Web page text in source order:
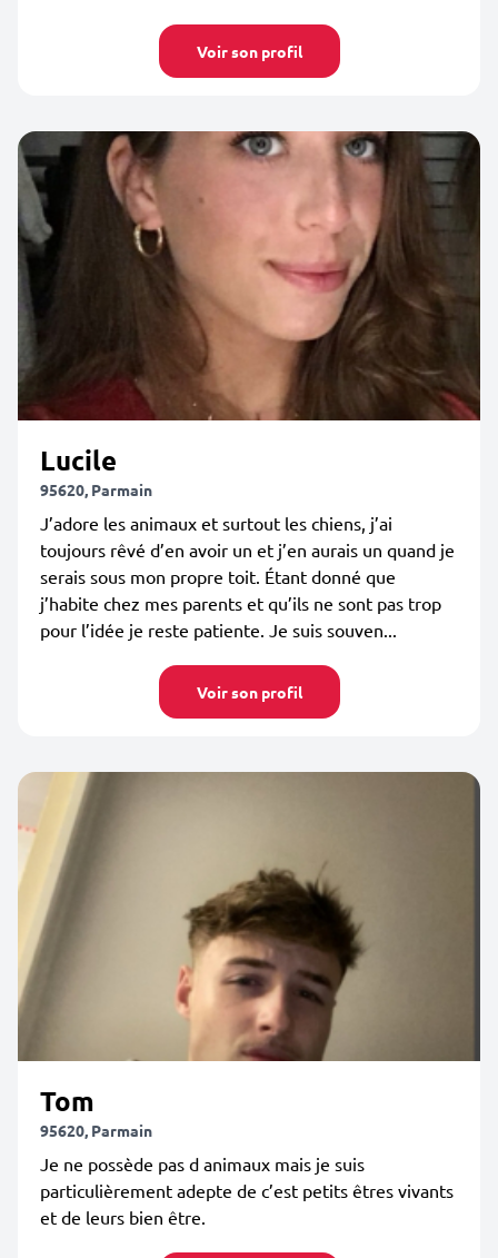
Voir son profil
Lucile
95620, Parmain
J’adore les animaux et surtout les chiens, j’ai
toujours rêvé d’en avoir un et j’en aurais un quand je
serais sous mon propre toit. Étant donné que
j’habite chez mes parents et qu’ils ne sont pas trop
pour l’idée je reste patiente. Je suis souven...
Voir son profil
Tom
95620, Parmain
Je ne possède pas d animaux mais je suis
particulièrement adepte de c’est petits êtres vivants
et de leurs bien être.